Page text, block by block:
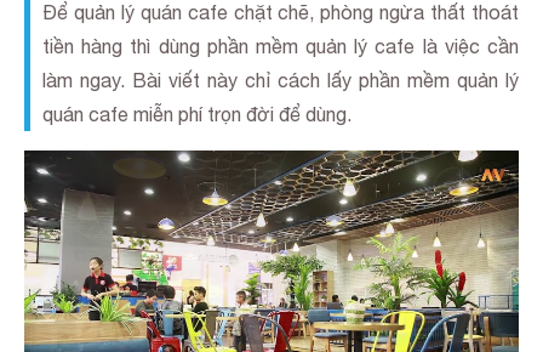
Để quản lý quán cafe chặt chẽ, phòng ngừa thất thoát
tiền hàng thì dùng phần mềm quản lý cafe là việc cần
làm ngay. Bài viết này chỉ cách lấy phần mềm quản lý
quán cafe miễn phí trọn đời để dùng.